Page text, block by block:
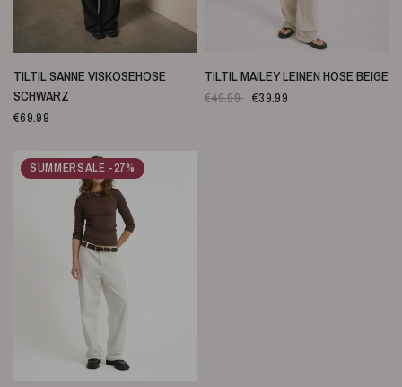
SCHNELLANSICHT
TILTIL SANNE VISKOSEHOSE
SCHWARZ
€69.99
SCHNELLANSICHT
TILTIL MAILEY LEINEN HOSE BEIGE
€49.99 €39.99
SUMMERSALE -27%